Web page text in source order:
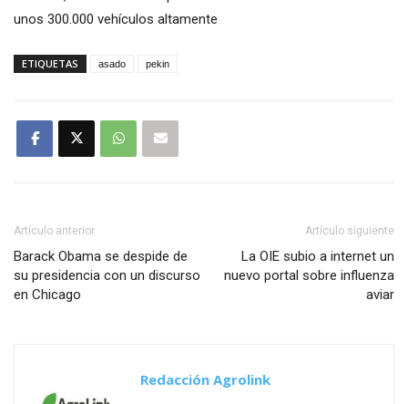
unos 300.000 vehículos altamente
ETIQUETAS asado pekin
Artículo anterior
Barack Obama se despide de
su presidencia con un discurso
en Chicago
Artículo siguiente
La OIE subio a internet un
nuevo portal sobre influenza
aviar
Redacción Agrolink